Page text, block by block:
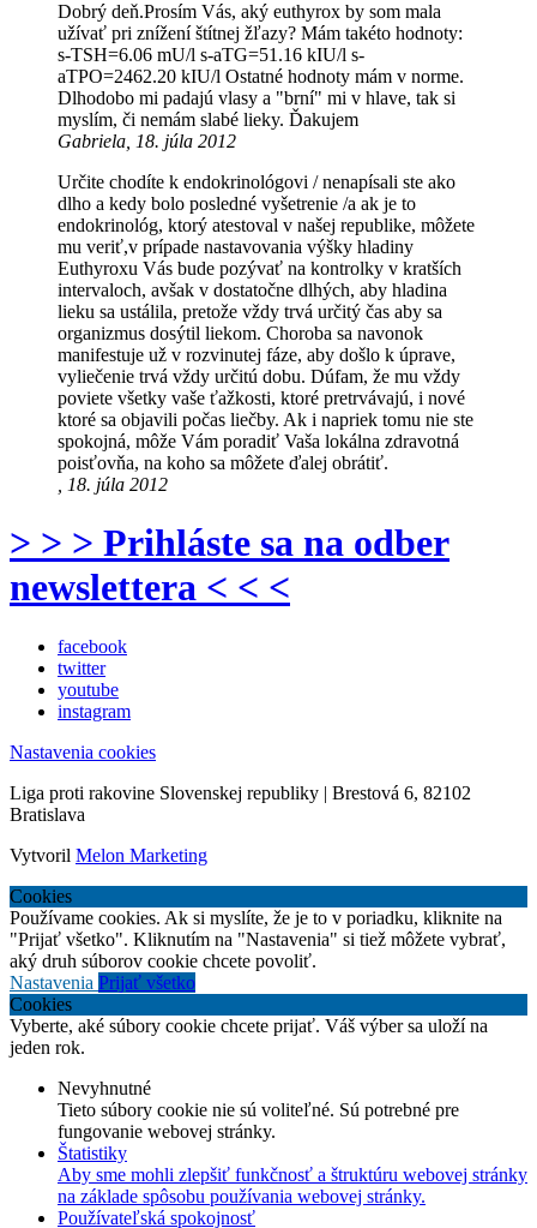
Dobrý deň.Prosím Vás, aký euthyrox by som mala
užívať pri znížení štítnej žľazy? Mám takéto hodnoty:
s-TSH=6.06 mU/l s-aTG=51.16 kIU/l s-
aTPO=2462.20 kIU/l Ostatné hodnoty mám v norme.
Dlhodobo mi padajú vlasy a "brní" mi v hlave, tak si
myslím, či nemám slabé lieky. Ďakujem
Gabriela, 18. júla 2012
Určite chodíte k endokrinológovi / nenapísali ste ako
dlho a kedy bolo posledné vyšetrenie /a ak je to
endokrinológ, ktorý atestoval v našej republike, môžete
mu veriť,v prípade nastavovania výšky hladiny
Euthyroxu Vás bude pozývať na kontrolky v kratších
intervaloch, avšak v dostatočne dlhých, aby hladina
lieku sa ustálila, pretože vždy trvá určitý čas aby sa
organizmus dosýtil liekom. Choroba sa navonok
manifestuje už v rozvinutej fáze, aby došlo k úprave,
vyliečenie trvá vždy určitú dobu. Dúfam, že mu vždy
poviete všetky vaše ťažkosti, ktoré pretrvávajú, i nové
ktoré sa objavili počas liečby. Ak i napriek tomu nie ste
spokojná, môže Vám poradiť Vaša lokálna zdravotná
poisťovňa, na koho sa môžete ďalej obrátiť.
, 18. júla 2012
> > > Prihláste sa na odber
newslettera < < <
facebook
twitter
youtube
instagram
Nastavenia cookies
Liga proti rakovine Slovenskej republiky | Brestová 6, 82102
Bratislava
Vytvoril Melon Marketing
Cookies
Používame cookies. Ak si myslíte, že je to v poriadku, kliknite na
"Prijať všetko". Kliknutím na "Nastavenia" si tiež môžete vybrať,
aký druh súborov cookie chcete povoliť.
Nastavenia Prijať všetko
Cookies
Vyberte, aké súbory cookie chcete prijať. Váš výber sa uloží na
jeden rok.
Nevyhnutné
Tieto súbory cookie nie sú voliteľné. Sú potrebné pre
fungovanie webovej stránky.
Štatistiky
Aby sme mohli zlepšiť funkčnosť a štruktúru webovej stránky
na základe spôsobu používania webovej stránky.
Používateľská spokojnosť